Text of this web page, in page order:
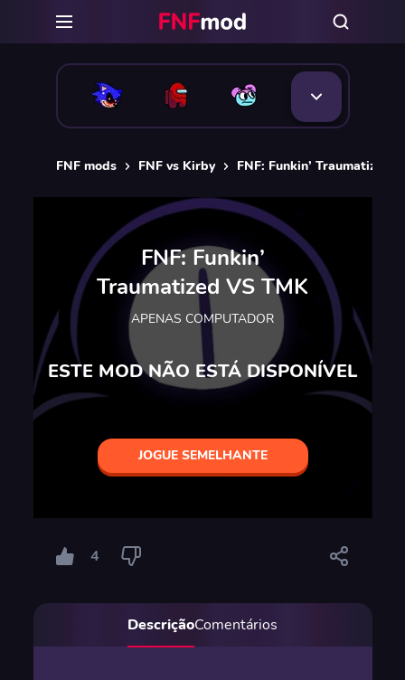
FNF mods FNF vs Kirby FNF: Funkin’ Traumatized
FNF: Funkin’
Traumatized VS TMK
APENAS COMPUTADOR
ESTE MOD NÃO ESTÁ DISPONÍVEL
JOGUE SEMELHANTE
4
DescriçãoComentários